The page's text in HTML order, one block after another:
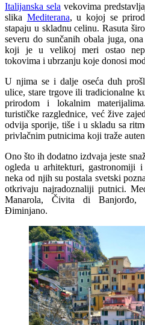
Italijanska sela vekovima
slika Mediterana, u kojoj se
stapaju u skladnu celinu. Rasuta
severu do sunčanih obala juga,
koji je u velikoj meri ostao
tokovima i ubrzanju koje donosi
U njima se i dalje oseća duh
ulice, stare trgove ili tradicionalne
prirodom i lokalnim
turističke razglednice, već žive
odvija sporije, tiše i u skladu sa
privlačnim putnicima koji traže
Ono što ih dodatno izdvaja jeste
ogleda u arhitekturi, gastronomiji
neka od njih su postala svetski
otkrivaju najradoznaliji putnici.
Manarola, Čivita di Banjorđo,
Điminjano.